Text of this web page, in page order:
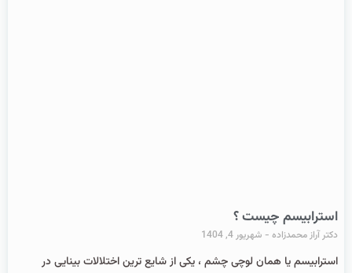
استرابیسم چیست ؟
دکتر آراز محمدزاده شهریور 4, 1404
استرابیسم یا همان لوچی چشم ، یکی از شایع ‌ترین اختلالات بینایی در